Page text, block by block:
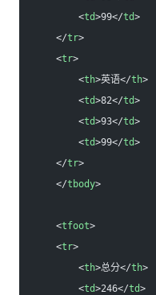
        <
td>99</td>
    </
tr>
    <
tr>
        <
th>英语</th>
        <
td>82</td>
        <
td>93</td>
        <
td>99</td>
    </
tr>
    </
tbody>
    <
tfoot>
    <
tr>
        <
th>总分</th>
        <
td>246</td>